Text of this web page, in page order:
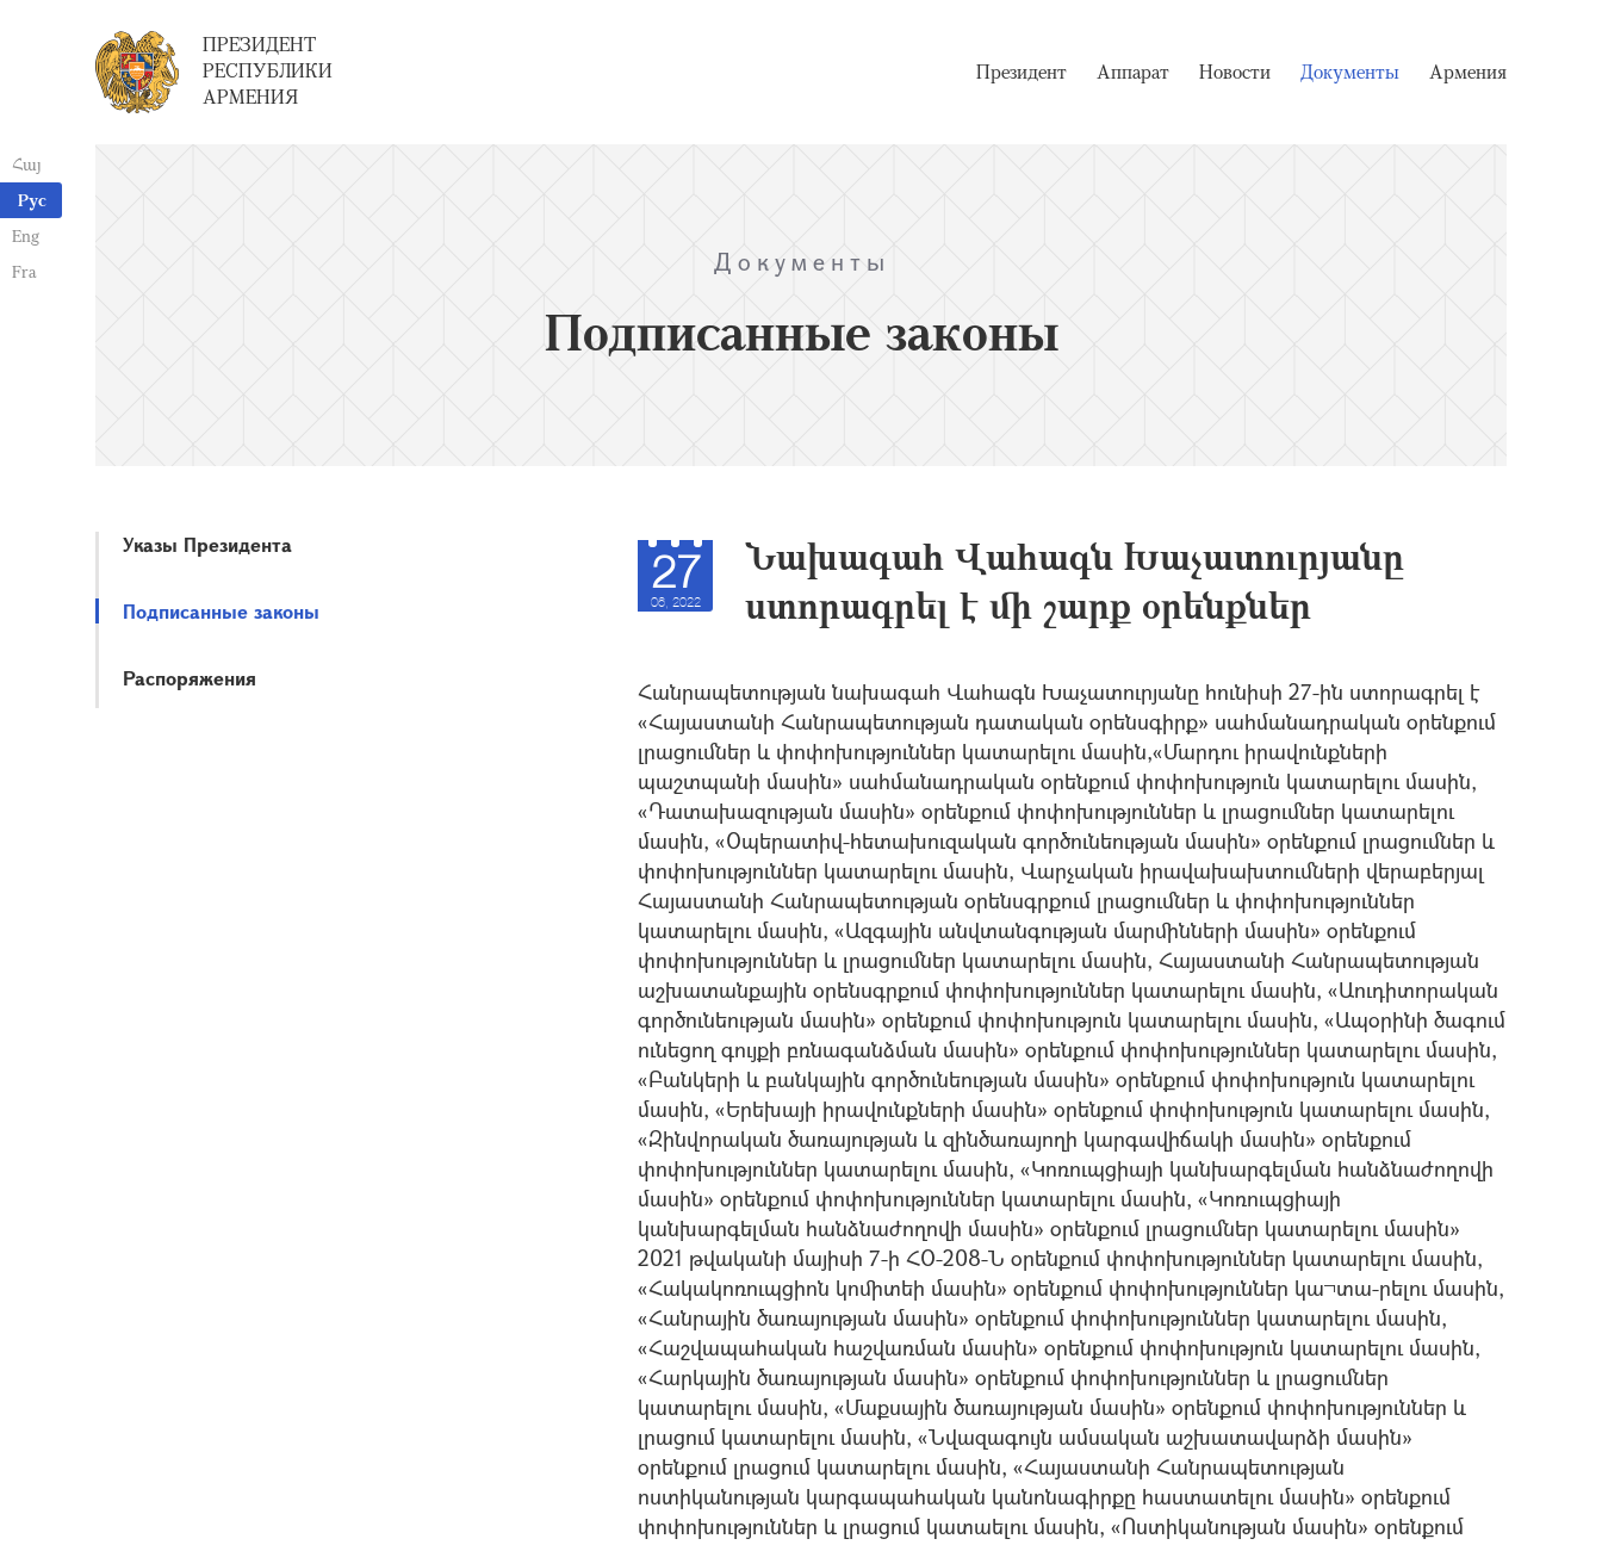
Հայ
Рус
Eng
Fra
ПРЕЗИДЕНТ
РЕСПУБЛИКИ
АРМЕНИЯ
Президент Аппарат Новости Документы Армения
Документы
Подписанные законы
Указы Президента
Подписанные законы
Распоряжения
27
06, 2022
Նախագահ Վահագն Խաչատուրյանը
ստորագրել է մի շարք օրենքներ
Հանրապետության նախագահ Վահագն Խաչատուրյանը հունիսի 27-ին ստորագրել է
«Հայաստանի Հանրապետության դատական օրենսգիրք» սահմանադրական օրենքում
լրացումներ և փոփոխություններ կատարելու մասին,«Մարդու իրավունքների
պաշտպանի մասին» սահմանադրական օրենքում փոփոխություն կատարելու մասին,
«Դատախազության մասին» օրենքում փոփոխություններ և լրացումներ կատարելու
մասին, «Օպերատիվ-հետախուզական գործունեության մասին» օրենքում լրացումներ և
փոփոխություններ կատարելու մասին, Վարչական իրավախախտումների վերաբերյալ
Հայաստանի Հանրապետության օրենսգրքում լրացումներ և փոփոխություններ
կատարելու մասին, «Ազգային անվտանգության մարմինների մասին» օրենքում
փոփոխություններ և լրացումներ կատարելու մասին, Հայաստանի Հանրապետության
աշխատանքային օրենսգրքում փոփոխություններ կատարելու մասին, «Աուդիտորական
գործունեության մասին» օրենքում փոփոխություն կատարելու մասին, «Ապօրինի ծագում
ունեցող գույքի բռնագանձման մասին» օրենքում փոփոխություններ կատարելու մասին,
«Բանկերի և բանկային գործունեության մասին» օրենքում փոփոխություն կատարելու
մասին, «Երեխայի իրավունքների մասին» օրենքում փոփոխություն կատարելու մասին,
«Զինվորական ծառայության և զինծառայողի կարգավիճակի մասին» օրենքում
փոփոխություններ կատարելու մասին, «Կոռուպցիայի կանխարգելման հանձնաժողովի
մասին» օրենքում փոփոխություններ կատարելու մասին, «Կոռուպցիայի
կանխարգելման հանձնաժողովի մասին» օրենքում լրացումներ կատարելու մասին»
2021 թվականի մայիսի 7-ի ՀՕ-208-Ն օրենքում փոփոխություններ կատարելու մասին,
«Հակակոռուպցիոն կոմիտեի մասին» օրենքում փոփոխություններ կա¬տա-րելու մասին,
«Հանրային ծառայության մասին» օրենքում փոփոխություններ կատարելու մասին,
«Հաշվապահական հաշվառման մասին» օրենքում փոփոխություն կատարելու մասին,
«Հարկային ծառայության մասին» օրենքում փոփոխություններ և լրացումներ
կատարելու մասին, «Մաքսային ծառայության մասին» օրենքում փոփոխություններ և
լրացում կատարելու մասին, «Նվազագույն ամսական աշխատավարձի մասին»
օրենքում լրացում կատարելու մասին, «Հայաստանի Հանրապետության
ոստիկանության կարգապահական կանոնագիրքը հաստատելու մասին» օրենքում
փոփոխություններ և լրացում կատաելու մասին, «Ոստիկանության մասին» օրենքում